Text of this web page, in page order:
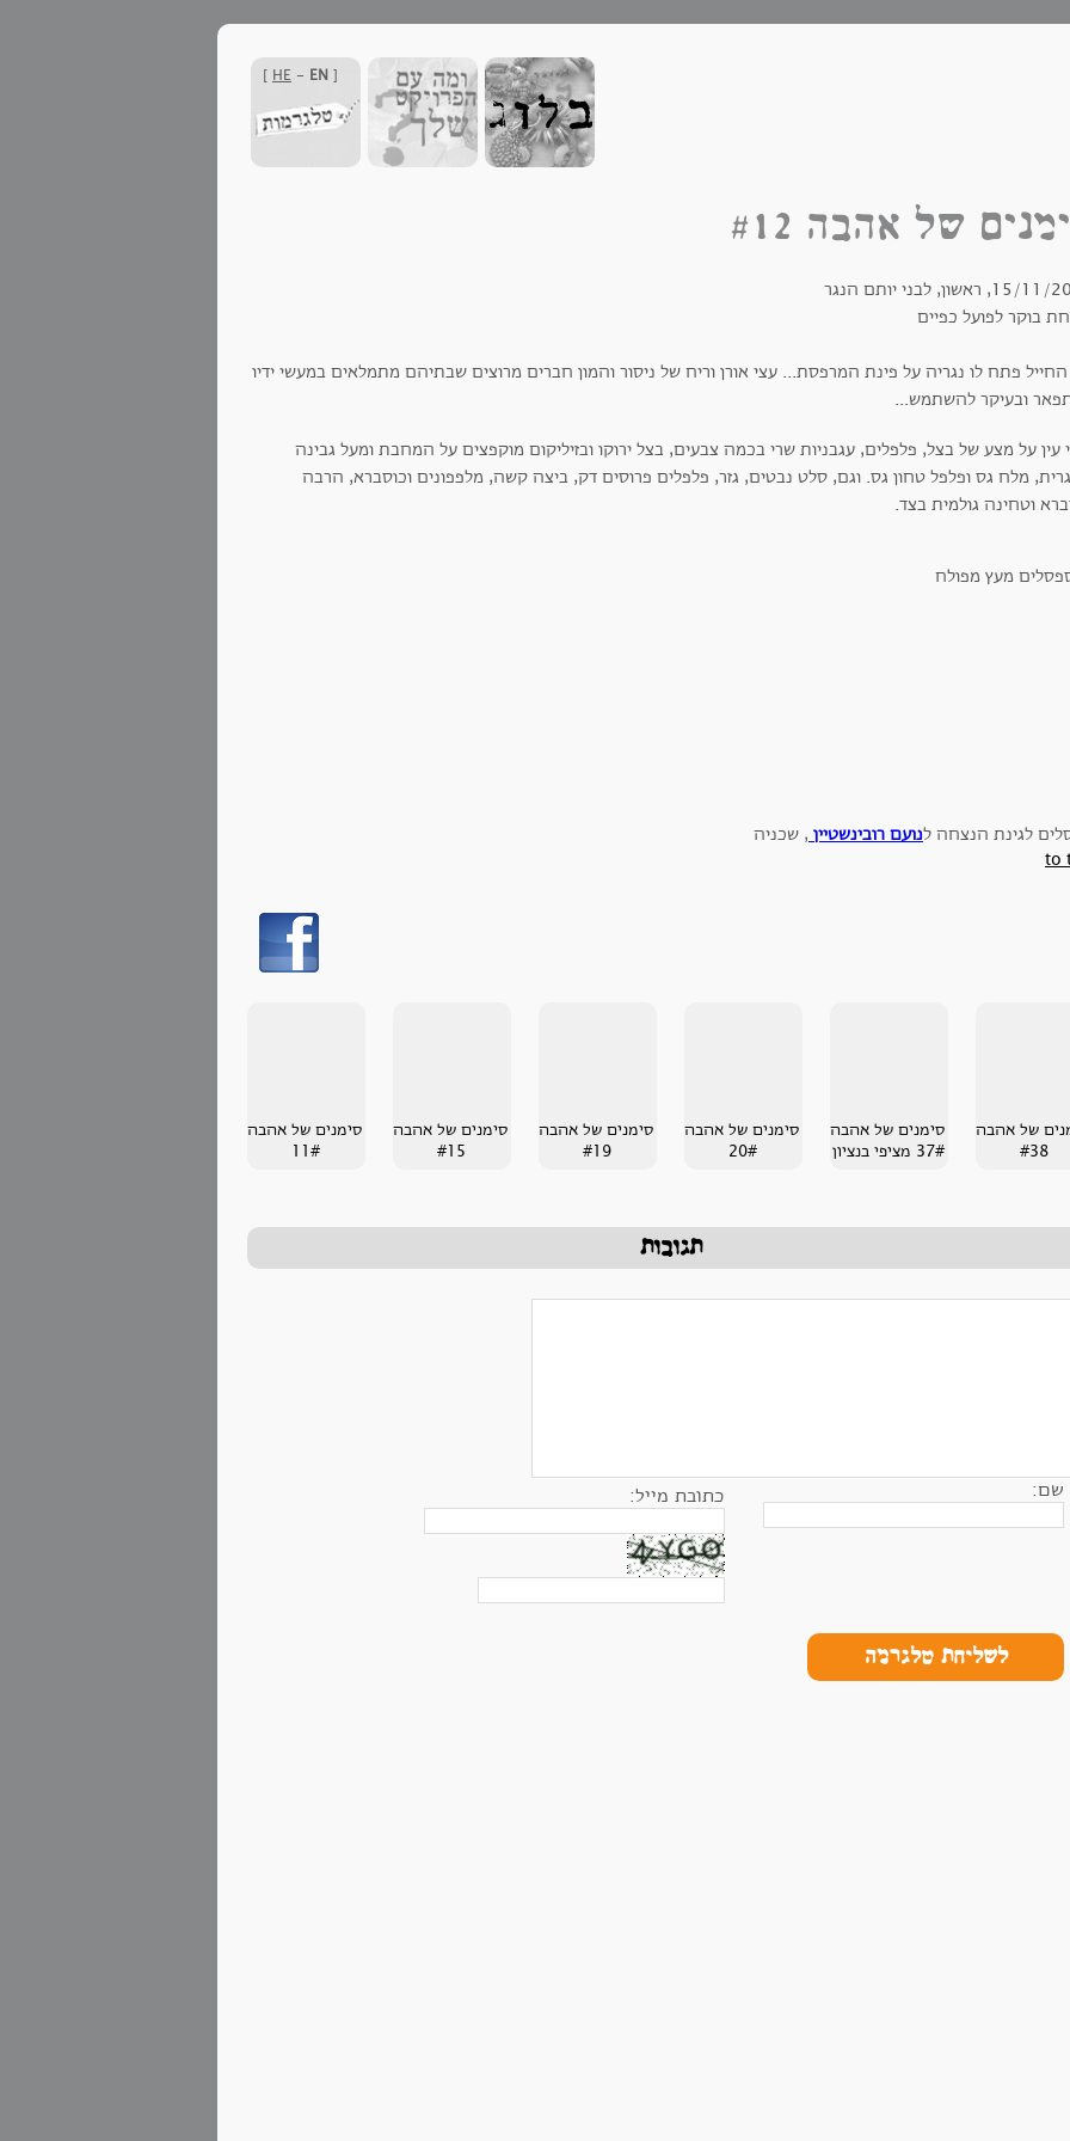
[
HE - EN
]
של אהבה #12
ראשון, לבני יותם הנגר
בוקר לפועל כפיים
החייל פתח לו נגריה על פינת המרפסת... עצי אורן וריח של ניסור והמון חברים מרוצים שבתיהם מתמלאים במעשי ידיו
ובעיקר להשתמש...
עין על מצע של בצל, פלפלים, עגבניות שרי בכמה צבעים, בצל ירוקו ובזיליקום מוקפצים על המחבת ומעל גבינה
מלח גס ופלפל טחון גס. וגם, סלט נבטים, גזר, פלפלים פרוסים דק, ביצה קשה, מלפפונים וכוסברא, הרבה
וטחינה גולמית בצד.
לגינת הנצחה לנועם רובינשטיין , שכניה
to
של אהבה
#38
סימנים של אהבה
37# מציפי בנציון
סימנים של אהבה
20#
סימנים של אהבה
#19
סימנים של אהבה
#15
סימנים של אהבה
11#
תגובות
שם: כתובת מייל:
לשליחת טלגרמה